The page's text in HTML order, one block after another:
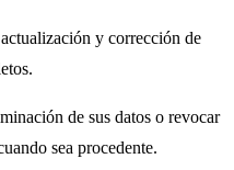
y corrección de
de sus datos o revocar
sea procedente.